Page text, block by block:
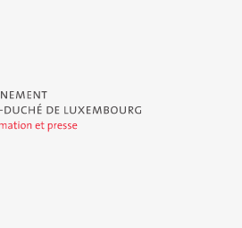
Duché de Luxembourg - Service